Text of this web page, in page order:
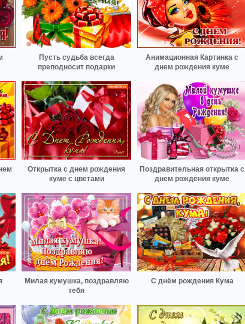
Пусть судьба всегда
преподносит подарки
Анимационная Картинка с
днем рождения куме
Открытка с днем рождения
куме с цветами
Поздравительная открытка с
днем рождения куме
Милая кумушка, поздравляю
тебя
С днём рождения Кума